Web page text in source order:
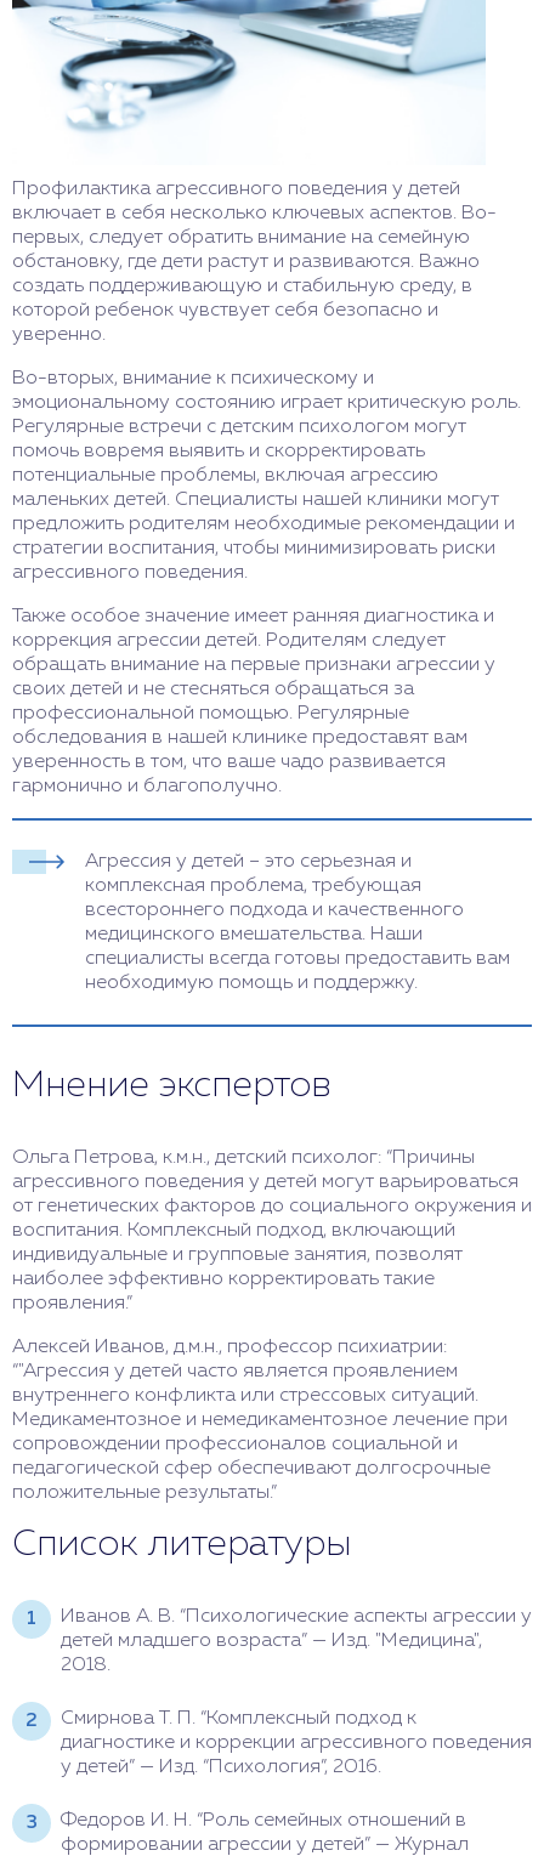
Профилактика агрессивного поведения у детей
включает в себя несколько ключевых аспектов. Во-
первых, следует обратить внимание на семейную
обстановку, где дети растут и развиваются. Важно
создать поддерживающую и стабильную среду, в
которой ребенок чувствует себя безопасно и
уверенно.
Во-вторых, внимание к психическому и
эмоциональному состоянию играет критическую роль.
Регулярные встречи с детским психологом могут
помочь вовремя выявить и скорректировать
потенциальные проблемы, включая агрессию
маленьких детей. Специалисты нашей клиники могут
предложить родителям необходимые рекомендации и
стратегии воспитания, чтобы минимизировать риски
агрессивного поведения.
Также особое значение имеет ранняя диагностика и
коррекция агрессии детей. Родителям следует
обращать внимание на первые признаки агрессии у
своих детей и не стесняться обращаться за
профессиональной помощью. Регулярные
обследования в нашей клинике предоставят вам
уверенность в том, что ваше чадо развивается
гармонично и благополучно.
Агрессия у детей – это серьезная и
комплексная проблема, требующая
всестороннего подхода и качественного
медицинского вмешательства. Наши
специалисты всегда готовы предоставить вам
необходимую помощь и поддержку.
Мнение экспертов
Ольга Петрова, к.м.н., детский психолог: “Причины
агрессивного поведения у детей могут варьироваться
от генетических факторов до социального окружения и
воспитания. Комплексный подход, включающий
индивидуальные и групповые занятия, позволят
наиболее эффективно корректировать такие
проявления.”
Алексей Иванов, д.м.н., профессор психиатрии:
“"Агрессия у детей часто является проявлением
внутреннего конфликта или стрессовых ситуаций.
Медикаментозное и немедикаментозное лечение при
сопровождении профессионалов социальной и
педагогической сфер обеспечивают долгосрочные
положительные результаты.”
Список литературы
Иванов А. В. “Психологические аспекты агрессии у
детей младшего возраста” — Изд. "Медицина",
2018.
Смирнова Т. П. “Комплексный подход к
диагностике и коррекции агрессивного поведения
у детей” — Изд. “Психология”, 2016.
Федоров И. Н. “Роль семейных отношений в
формировании агрессии у детей” — Журнал